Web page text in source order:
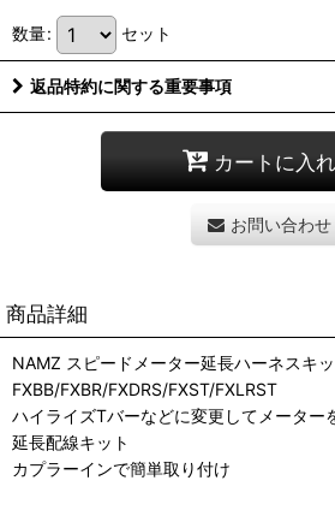
数量: セット
返品特約に関する重要事項
カートに入
お問い合わせ
商品詳細
NAMZ スピードメーター延長ハーネスキ
FXBB/FXBR/FXDRS/FXST/FXLRST
ハイライズTバーなどに変更してメーター
延長配線キット
カプラーインで簡単取り付け